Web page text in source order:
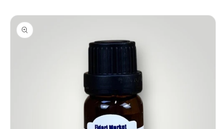
Passer aux
informations
produits